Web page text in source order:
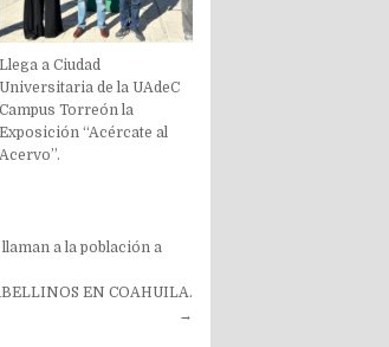
Llega a Ciudad
Universitaria de la UAdeC
Campus Torreón la
Exposición “Acércate al
Acervo”.
a la población a
EN COAHUILA.
→